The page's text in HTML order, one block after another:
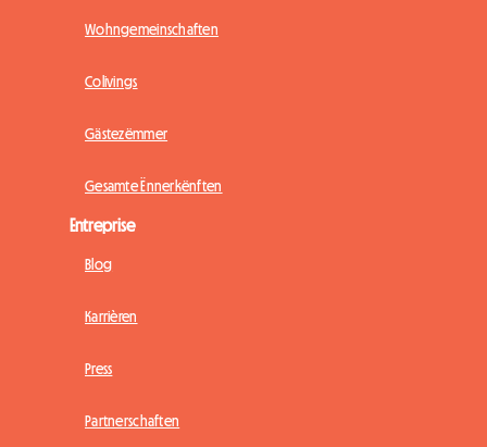
Wohngemeinschaften
Colivings
Gästezëmmer
Gesamte Ënnerkënften
Entreprise
Blog
Karrièren
Press
Partnerschaften